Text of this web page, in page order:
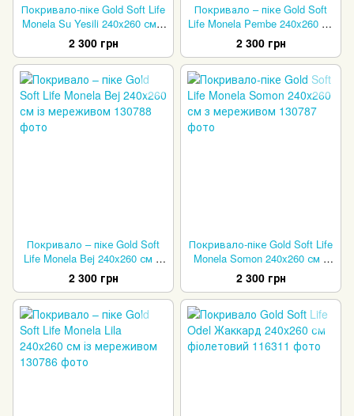
Покривало-піке Gold Soft Life
Monela Su Yesili 240x260 см з
мереживом
2 300 грн
Покривало – піке Gold Soft
Life Monela Pembe 240x260 см
із мереживом
2 300 грн
Покривало – піке Gold Soft
Life Monela Bej 240x260 см із
мереживом
2 300 грн
Покривало-піке Gold Soft Life
Monela Somon 240x260 см з
мереживом
2 300 грн